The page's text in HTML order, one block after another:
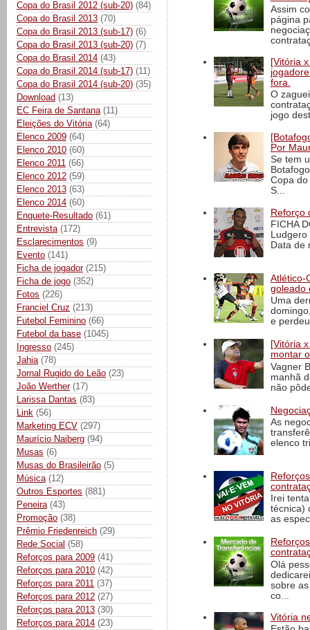
Copa do Brasil 2012 (sub-20) (84)
Copa do Brasil 2013 (70)
Copa do Brasil 2013 (sub-17) (6)
Copa do Brasil 2013 (sub-20) (7)
Copa do Brasil 2014 (43)
Copa do Brasil 2014 (sub-17) (11)
Copa do Brasil 2014 (sub-20) (35)
Download (13)
EC Feira de Santana (11)
Eleições do Vitória (64)
Elenco 2009 (64)
Elenco 2010 (60)
Elenco 2011 (66)
Elenco 2012 (59)
Elenco 2013 (63)
Elenco 2014 (60)
Enquete-Resultado (61)
Entrevista (172)
Esclarecimentos (9)
Evento (141)
Ficha de jogador (215)
Ficha de jogo (352)
Fotos (226)
Franciel Cruz (213)
Futebol Feminino (66)
Futebol da base (1045)
Ingresso (245)
Jahia (78)
Jornal Rugido do Leão (23)
João Werther (17)
Larissa Dantas (83)
Link (56)
Marketing ECV (297)
Maurício Naiberg (94)
Musas (6)
Musas do Brasileirão (5)
Música (12)
Outros Esportes (881)
Peneira (43)
Promoção (38)
Prêmio Friedenreich (29)
Rede Social (58)
Reforços para 2009 (41)
Reforços para 2010 (42)
Reforços para 2011 (37)
Reforços para 2012 (27)
Reforços para 2013 (30)
Reforços para 2014 (23)
Assim
página
[Vitória
fora.
O
jogo
Por
Se tem
Copa
S...
Reforço
FICHA
Data de
Atlético-
goleado
Uma
e
[Vitória
montar
Vagner
manhã
não
As
elenco
Irei
técnica)
as
Olá
sobre
co...
Vitória